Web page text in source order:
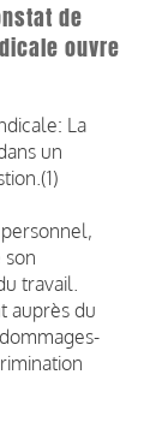
de
ouvre
La
un
travail.
auprès du